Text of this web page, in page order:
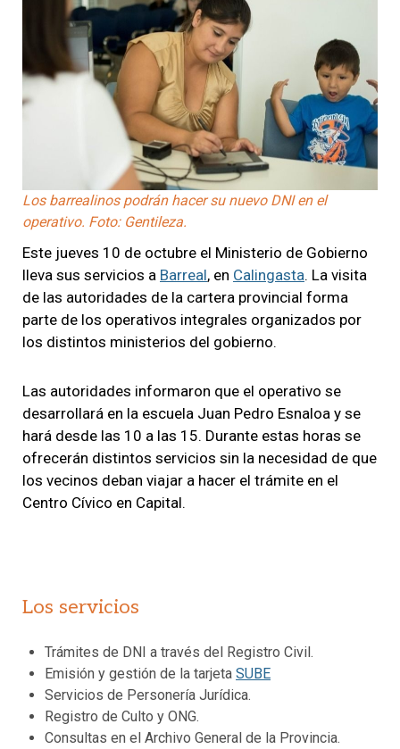
Los barrealinos podrán hacer su nuevo DNI en el
operativo. Foto: Gentileza.
Este jueves 10 de octubre el Ministerio de Gobierno
lleva sus servicios a Barreal, en Calingasta. La visita
de las autoridades de la cartera provincial forma
parte de los operativos integrales organizados por
los distintos ministerios del gobierno.
Las autoridades informaron que el operativo se
desarrollará en la escuela Juan Pedro Esnaloa y se
hará desde las 10 a las 15. Durante estas horas se
ofrecerán distintos servicios sin la necesidad de que
los vecinos deban viajar a hacer el trámite en el
Centro Cívico en Capital.
Los servicios
Trámites de DNI a través del Registro Civil.
Emisión y gestión de la tarjeta SUBE
Servicios de Personería Jurídica.
Registro de Culto y ONG.
Consultas en el Archivo General de la Provincia.